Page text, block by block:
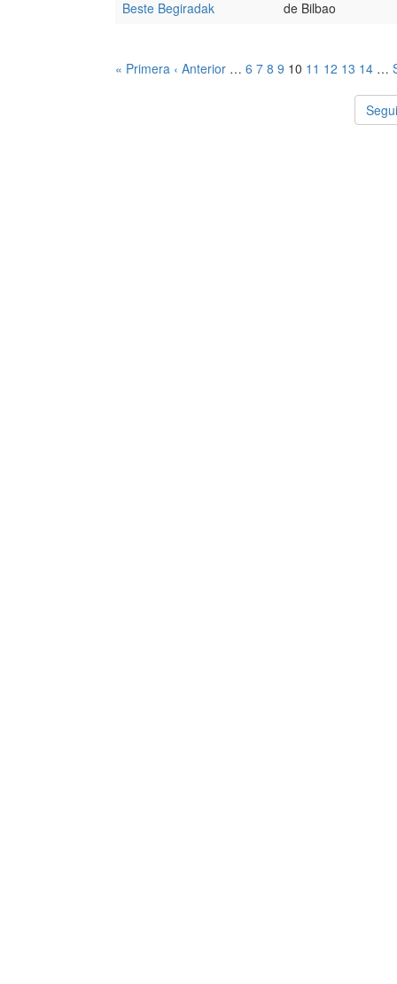
Beste Begiradak
de Bilbao
« Primera ‹ Anterior … 6 7 8 9 10 11 12 13 14 …